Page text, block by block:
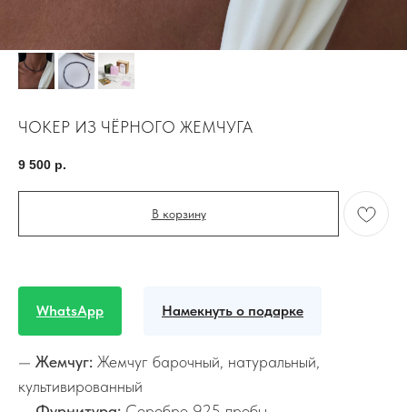
ЧОКЕР ИЗ ЧЁРНОГО ЖЕМЧУГА
9 500 р.
В корзину
WhatsApp Намекнуть о подарке
— Жемчуг: Жемчуг барочный, натуральный,
культивированный